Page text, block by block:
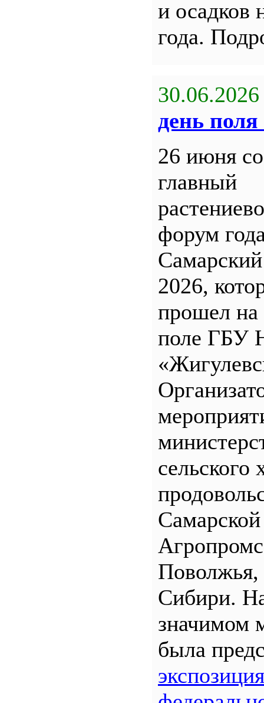
и осадков
года.
30.06.2026
день поля
26 июня
главный
форум
2026,
прошел
поле ГБУ
сельского
Поволжья,
Сибири.
значимом
была